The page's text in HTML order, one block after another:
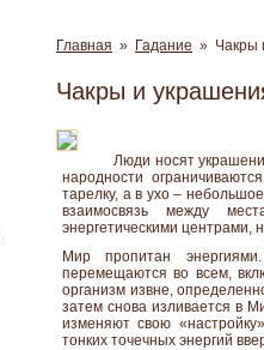
Главная » Гадание » Чакры
Чакры и
Люди носят
народности
тарелку, а в ухо –
взаимосвязь между
энергетическими центрами,
Мир пропитан
перемещаются во всем,
организм извне,
затем снова изливается в
изменяют свою
тонких точечных энергий